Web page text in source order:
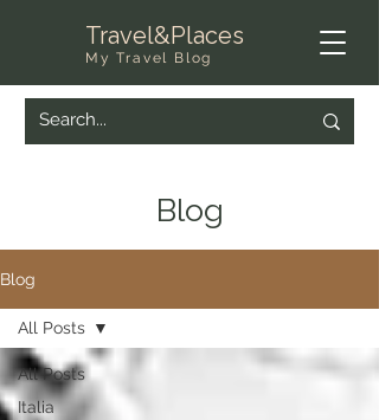
Travel&Places
My Travel Blog
Blog
Blog
All Posts
Italia
All Posts